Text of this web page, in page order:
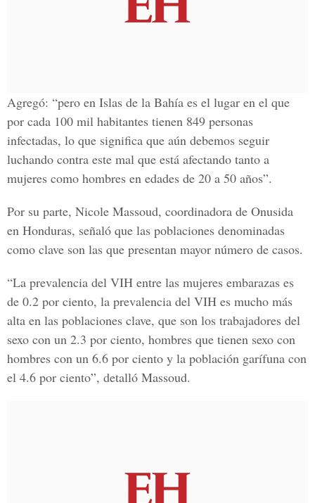
Agregó: “pero en Islas de la Bahía es el lugar en el que
por cada 100 mil habitantes tienen 849 personas
infectadas, lo que significa que aún debemos seguir
luchando contra este mal que está afectando tanto a
mujeres como hombres en edades de 20 a 50 años”.
Por su parte, Nicole Massoud, coordinadora de Onusida
en Honduras, señaló que las poblaciones denominadas
como clave son las que presentan mayor número de casos.
“La prevalencia del VIH entre las mujeres embarazas es
de 0.2 por ciento, la prevalencia del VIH es mucho más
alta en las poblaciones clave, que son los trabajadores del
sexo con un 2.3 por ciento, hombres que tienen sexo con
hombres con un 6.6 por ciento y la población garífuna con
el 4.6 por ciento”, detalló Massoud.